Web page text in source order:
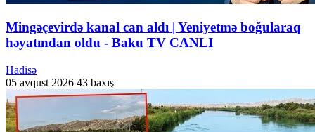
Mingəçevirdə kanal can aldı | Yeniyetmə boğularaq
həyatından oldu - Baku TV CANLI
Hadisə
05 avqust 2026 43 baxış